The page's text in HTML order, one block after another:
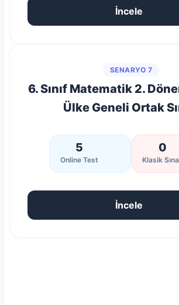
İncele
SENARYO 7
6. Sınıf Matematik 2.
Ülke Geneli Ortak
5
Online Test
0
Klasik
İncele